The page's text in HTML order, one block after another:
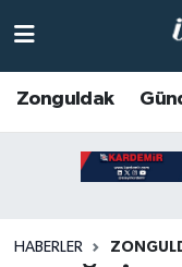
Zonguldak
HABERLER
Anasayfa
KOZLU
Zonguldak
Süper Lig